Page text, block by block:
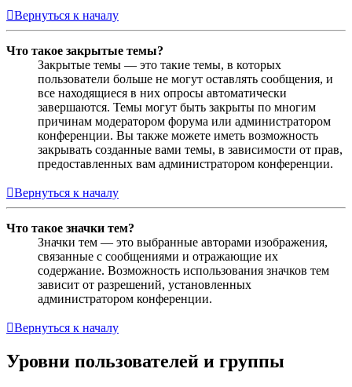
Вернуться к началу
Что такое закрытые темы?
Закрытые темы — это такие темы, в которых
пользователи больше не могут оставлять сообщения, и
все находящиеся в них опросы автоматически
завершаются. Темы могут быть закрыты по многим
причинам модератором форума или администратором
конференции. Вы также можете иметь возможность
закрывать созданные вами темы, в зависимости от прав,
предоставленных вам администратором конференции.
Вернуться к началу
Что такое значки тем?
Значки тем — это выбранные авторами изображения,
связанные с сообщениями и отражающие их
содержание. Возможность использования значков тем
зависит от разрешений, установленных
администратором конференции.
Вернуться к началу
Уровни пользователей и группы